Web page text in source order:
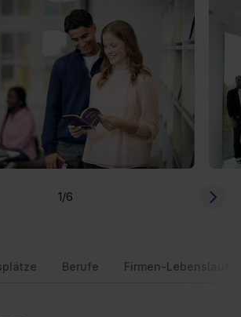
1/6
Berufe Firmen-Lebenslauf